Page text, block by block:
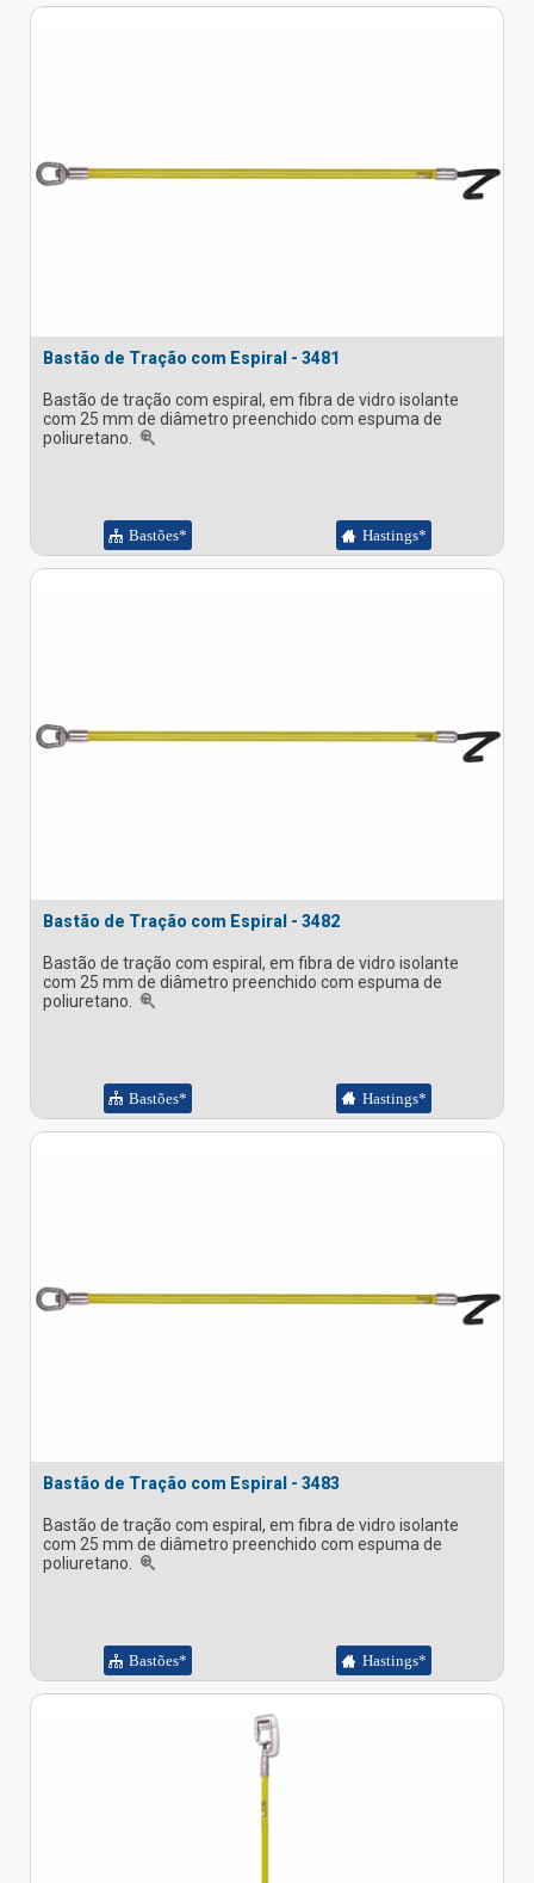
Bastão de Tração com Espiral - 3481
Bastão de tração com espiral, em fibra de vidro isolante
com 25 mm de diâmetro preenchido com espuma de
poliuretano.
Bastões* Hastings*
Bastão de Tração com Espiral - 3482
Bastão de tração com espiral, em fibra de vidro isolante
com 25 mm de diâmetro preenchido com espuma de
poliuretano.
Bastões* Hastings*
Bastão de Tração com Espiral - 3483
Bastão de tração com espiral, em fibra de vidro isolante
com 25 mm de diâmetro preenchido com espuma de
poliuretano.
Bastões* Hastings*